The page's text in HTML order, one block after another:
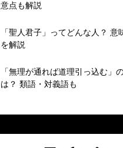
意点も解説
「聖人君子」ってどんな人？ 意
を解説
「無理が通れば道理引っ込む」
は？ 類語・対義語も